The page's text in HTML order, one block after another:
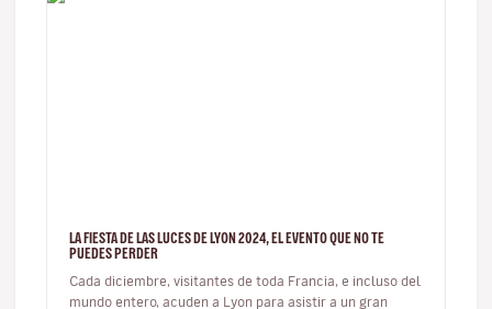
LA FIESTA DE LAS LUCES DE LYON 2024, EL EVENTO QUE NO TE
PUEDES PERDER
Cada diciembre, visitantes de toda Francia, e incluso del
mundo entero, acuden a Lyon para asistir a un gran